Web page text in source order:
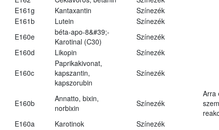
E161g
Kantaxantin
Színezék
E161b
Lutein
Színezék
E160e
béta-apo-8&#39;-
Karotinal (C30)
Színezék
E160d
Likopin Színezék
E160c
Paprikakivonat,
kapszantin,
kapszorubin
Színezék
E160b
Annatto, bixin,
norbixin
Színezék
Arra
E160a
Karotinok
Színezék